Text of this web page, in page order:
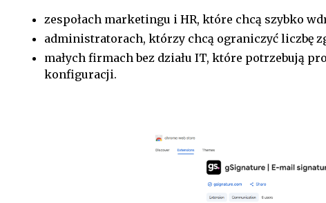
zespołach marketingu i HR, które chcą szybko
administratorach, którzy chcą ograniczyć liczbę
małych firmach bez działu IT, które potrzebują
konfiguracji.